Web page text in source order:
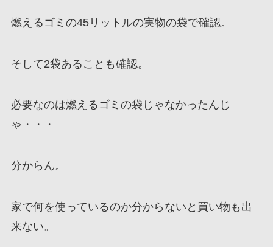
燃えるゴミの45リットルの実物の袋で確認。
そして2袋あることも確認。
必要なのは燃えるゴミの袋じゃなかったんじ
ゃ・・・
分からん。
家で何を使っているのか分からないと買い物も出
来ない。